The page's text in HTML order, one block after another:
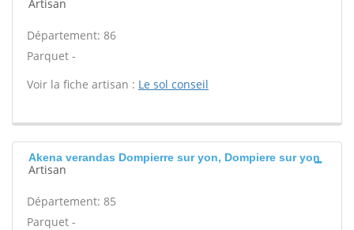
Artisan
Département: 86
Parquet -
Voir la fiche artisan : Le sol conseil
Akena verandas Dompierre sur yon, Dompiere sur yon
Artisan
Département: 85
Parquet -